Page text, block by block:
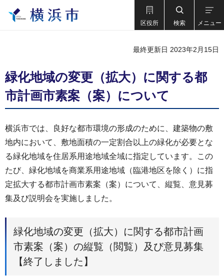
区役所 検索 メニュー
最終更新日 2023年2月15日
緑化地域の変更（拡大）に関する都
市計画市素案（案）について
横浜市では、良好な都市環境の形成のために、建築物の敷
地内において、敷地面積の一定割合以上の緑化が必要とな
る緑化地域を住居系用途地域全域に指定しています。この
たび、緑化地域を商業系用途地域（臨港地区を除く）に指
定拡大する都市計画市素案（案）について、縦覧、意見募
集及び説明会を実施しました。
緑化地域の変更（拡大）に関する都市計画
市素案（案）の縦覧（閲覧）及び意見募集
【終了しました】